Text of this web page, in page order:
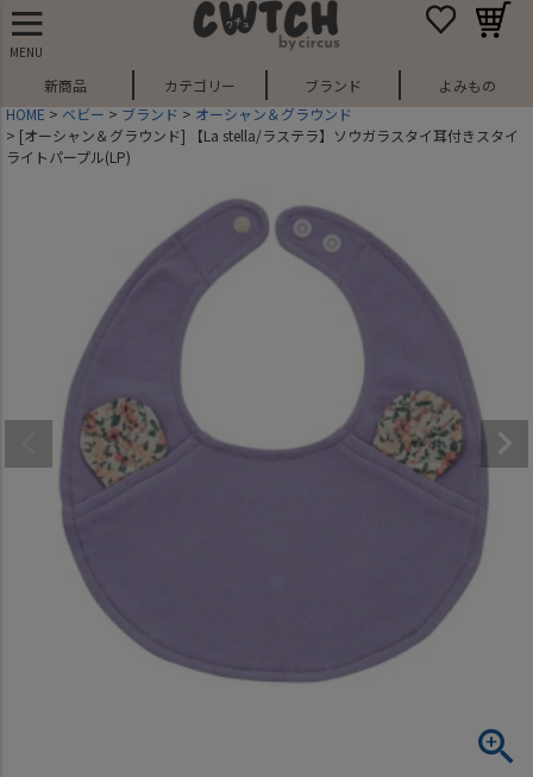
MENU
新商品 カテゴリー ブランド
よみもの
HOME
ベビー ブランド
オーシャン＆グラウンド
[オーシャン＆グラウンド] 【La stella/ラステラ】ソウガラスタイ耳付きスタイ
ライトパープル(LP)